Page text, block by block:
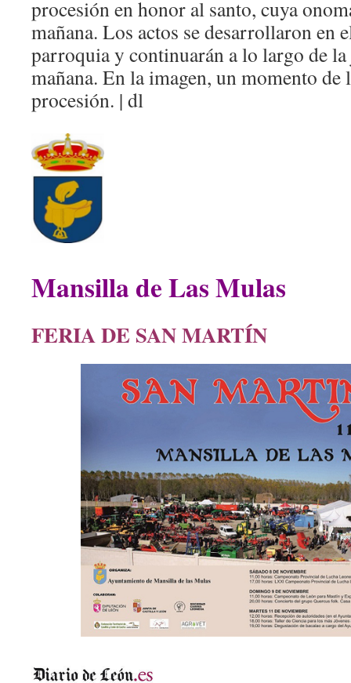
procesión en honor al santo, cuya
mañana. Los actos se desarrollaron en
parroquia y continuarán a lo largo de
mañana. En la imagen, un momento de
procesión. | dl
Mansilla de Las Mulas
FERIA DE SAN MARTÍN